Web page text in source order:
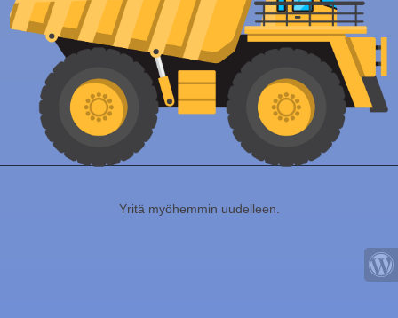
Yritä myöhemmin uudelleen.